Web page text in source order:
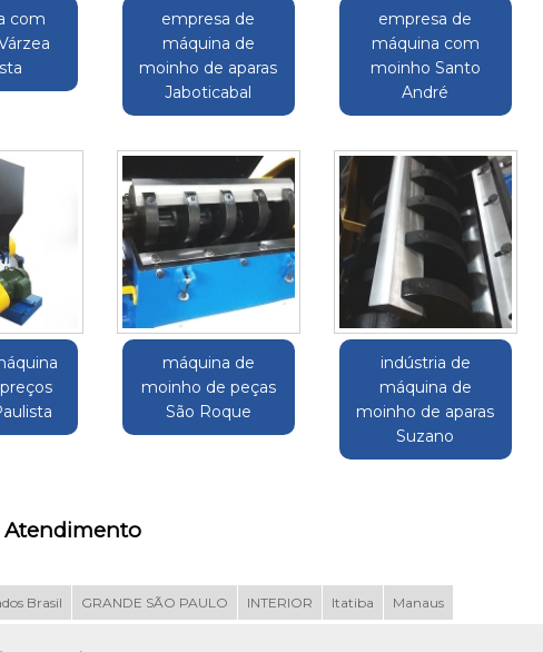
com
empresa de
máquina de
moinho de aparas
Jaboticabal
empresa de
máquina com
moinho Santo
André
máquina de
moinho de peças
São Roque
indústria de
máquina de
moinho de aparas
Suzano
Atendimento
Brasil GRANDE SÃO PAULO INTERIOR Itatiba Manaus